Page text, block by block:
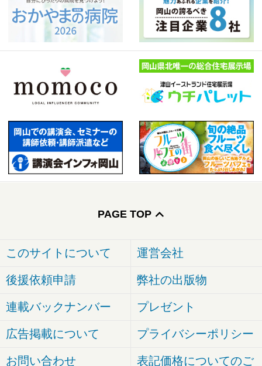
PAGE TOP
このサイトについて 運営会社
後援依頼申請 弊社の出版物
連載バックナンバー プレゼント
広告掲載について プライバシーポリシー
お問い合わせ 表記価格についてのご